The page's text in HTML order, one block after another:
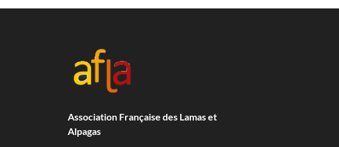
Association Française des Lamas et
Alpagas